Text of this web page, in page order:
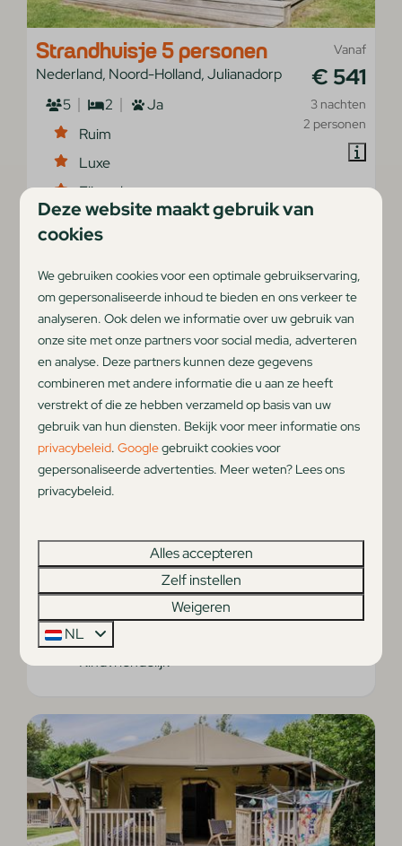
Vanaf
€ 541
3 nachten
2 personen
Strandhuisje 5 personen
Nederland, Noord-Holland, Julianadorp
5
2
Ja
Ruim
Luxe
Fijn gelegen
Strandhuisje 6 personen
Nederland, Noord-Holland, Julianadorp
Rust
Ruimte
Gezellig
Kindvriendelijk
Deze website maakt gebruik van
cookies
We gebruiken cookies voor een optimale gebruikservaring,
om gepersonaliseerde inhoud te bieden en ons verkeer te
analyseren. Ook delen we informatie over uw gebruik van
onze site met onze partners voor social media, adverteren
en analyse. Deze partners kunnen deze gegevens
combineren met andere informatie die u aan ze heeft
verstrekt of die ze hebben verzameld op basis van uw
gebruik van hun diensten. Bekijk voor meer informatie ons
privacybeleid.Googlegebruikt cookies voor
gepersonaliseerde advertenties. Meer weten? Lees ons
privacybeleid.
Alles accepteren
Zelf instellen
Weigeren
NL